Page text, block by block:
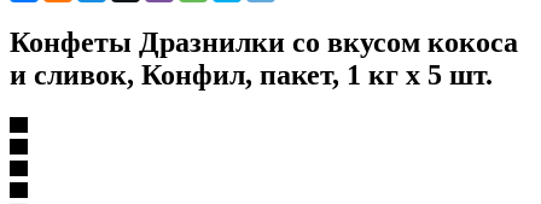
Конфеты Дразнилки со вкусом кокоса
и сливок, Конфил, пакет, 1 кг х 5 шт.